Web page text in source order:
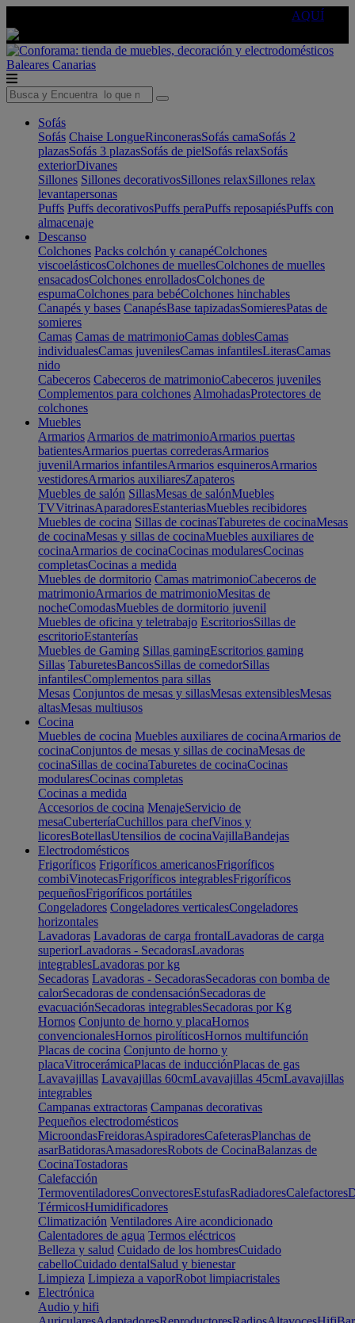
AQUÍ
Baleares Canarias
Sofás
Sofás Chaise LongueRinconerasSofás camaSofás 2
plazasSofás 3 plazasSofás de pielSofás relaxSofás
exteriorDivanes
Sillones Sillones decorativosSillones relaxSillones relax
levantapersonas
Puffs Puffs decorativosPuffs peraPuffs reposapiésPuffs con
almacenaje
Descanso
Colchones Packs colchón y canapéColchones
viscoelásticosColchones de muellesColchones de muelles
ensacadosColchones enrolladosColchones de
espumaColchones para bebéColchones hinchables
Canapés y bases CanapésBase tapizadasSomieresPatas de
somieres
Camas Camas de matrimonioCamas doblesCamas
individualesCamas juvenilesCamas infantilesLiterasCamas
nido
Cabeceros Cabeceros de matrimonioCabeceros juveniles
Complementos para colchones AlmohadasProtectores de
colchones
Muebles
Armarios Armarios de matrimonioArmarios puertas
batientesArmarios puertas correderasArmarios
juvenilArmarios infantilesArmarios esquinerosArmarios
vestidoresArmarios auxiliaresZapateros
Muebles de salón SillasMesas de salónMuebles
TVVitrinasAparadoresEstanteriasMuebles recibidores
Muebles de cocina Sillas de cocinasTaburetes de cocinaMesas
de cocinaMesas y sillas de cocinaMuebles auxiliares de
cocinaArmarios de cocinaCocinas modularesCocinas
completasCocinas a medida
Muebles de dormitorio Camas matrimonioCabeceros de
matrimonioArmarios de matrimonioMesitas de
nocheComodasMuebles de dormitorio juvenil
Muebles de oficina y teletrabajo EscritoriosSillas de
escritorioEstanterías
Muebles de Gaming Sillas gamingEscritorios gaming
Sillas TaburetesBancosSillas de comedorSillas
infantilesComplementos para sillas
Mesas Conjuntos de mesas y sillasMesas extensiblesMesas
altasMesas multiusos
Cocina
Muebles de cocina Muebles auxiliares de cocinaArmarios de
cocinaConjuntos de mesas y sillas de cocinaMesas de
cocinaSillas de cocinaTaburetes de cocinaCocinas
modularesCocinas completas
Cocinas a medida
Accesorios de cocina MenajeServicio de
mesaCuberteríaCuchillos para chefVinos y
licoresBotellasUtensilios de cocinaVajillaBandejas
Electrodomésticos
Frigoríficos Frigoríficos americanosFrigoríficos
combiVinotecasFrigoríficos integrablesFrigoríficos
pequeñosFrigoríficos portátiles
Congeladores Congeladores verticalesCongeladores
horizontales
Lavadoras Lavadoras de carga frontalLavadoras de carga
superiorLavadoras - SecadorasLavadoras
integrablesLavadoras por kg
Secadoras Lavadoras - SecadorasSecadoras con bomba de
calorSecadoras de condensaciónSecadoras de
evacuaciónSecadoras integrablesSecadoras por Kg
Hornos Conjunto de horno y placaHornos
convencionalesHornos pirolíticosHornos multifunción
Placas de cocina Conjunto de horno y
placaVitrocerámicaPlacas de inducciónPlacas de gas
Lavavajillas Lavavajillas 60cmLavavajillas 45cmLavavajillas
integrables
Campanas extractoras Campanas decorativas
Pequeños electrodomésticos
MicroondasFreidorasAspiradoresCafeterasPlanchas de
asarBatidorasAmasadoresRobots de CocinaBalanzas de
CocinaTostadoras
Calefacción
TermoventiladoresConvectoresEstufasRadiadoresCalefactores
TérmicosHumidificadores
Climatización Ventiladores Aire acondicionado
Calentadores de agua Termos eléctricos
Belleza y salud Cuidado de los hombresCuidado
cabelloCuidado dentalSalud y bienestar
Limpieza Limpieza a vaporRobot limpiacristales
Electrónica
Audio y hifi